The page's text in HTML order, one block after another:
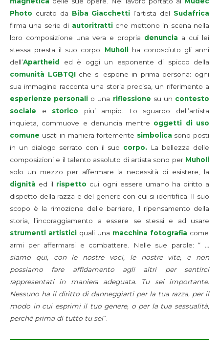
Photo curato da Biba Giacchetti l’artista del Sudafrica
firma una serie di autoritrattiche mettono in scena nella
loro composizione una vera e propria denuncia a cui lei
stessa presta il suo corpo. Muholi ha conosciuto gli anni
dell’Apartheid
ed è oggi un esponente di spicco della
comunità LGBTQIche si espone in prima persona: ogni
sua immagine racconta una storia precisa, un riferimento a
esperienze personali o una riflessione su un contesto
sociale e storico piu’ ampio. Lo sguardo dell’artista
inquieta, commuove e denuncia mentre oggetti di uso
comune usati in maniera fortemente simbolica sono posti
in un dialogo serrato con il suo corpo. La bellezza delle
composizioni e il talento assoluto di artista sono perMuholi
solo un mezzo per affermare la necessità di esistere, la
dignità ed il rispetto cui ogni essere umano ha diritto a
dispetto della razza e del genere con cui si identifica. Il suo
scopo è la rimozione delle barriere, il ripensamento della
storia, l’incoraggiamento a essere se stessi e ad usare
strumenti artistici quali una macchina fotografia come
armi per affermarsi e combattere. Nelle sue parole: “ …
siamo qui, con le nostre voci, le nostre vite, e non
possiamo fare affidamento agli altri per sentirci
rappresentati in maniera adeguata. Tu sei importante.
Nessuno ha il diritto di danneggiarti per la tua razza, per il
modo in cui esprimi il tuo genere, o per la tua sessualità,
perché prima di tutto tu sei”.